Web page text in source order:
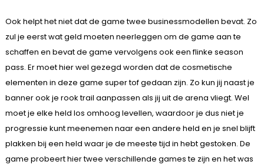
Ook helpt het niet dat de game twee businessmodellen bevat. Zo
zul je eerst wat geld moeten neerleggen om de game aan te
schaffen en bevat de game vervolgens ook een flinke season
pass. Er moet hier wel gezegd worden dat de cosmetische
elementen in deze game super tof gedaan zijn. Zo kun jij naast je
banner ook je rook trail aanpassen als jij uit de arena vliegt. Wel
moet je elke held los omhoog levellen, waardoor je dus niet je
progressie kunt meenemen naar een andere held en je snel blijft
plakken bij een held waar je de meeste tijd in hebt gestoken. De
game probeert hier twee verschillende games te zijn en het was